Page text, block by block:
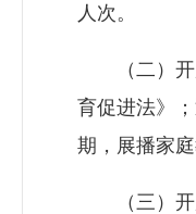
人次。
（二）开展
育促进法》
期，展播家
（三）开展